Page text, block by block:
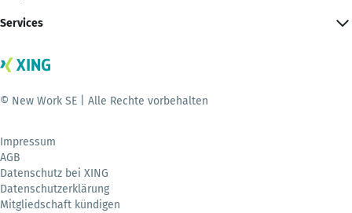
Services
© New Work SE | Alle Rechte vorbehalten
Impressum
AGB
Datenschutz bei XING
Datenschutzerklärung
Mitgliedschaft kündigen